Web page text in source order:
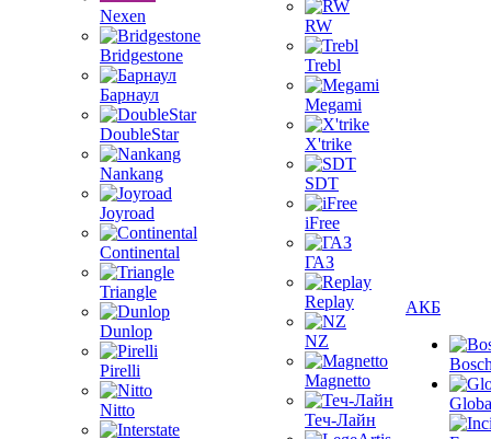
Nexen
Bridgestone
Барнаул
DoubleStar
Nankang
Joyroad
Continental
Triangle
Dunlop
Pirelli
Nitto
RW
Trebl
Megami
X'trike
SDT
iFree
ГАЗ
Replay
NZ
Magnetto
Теч-Лайн
АКБ